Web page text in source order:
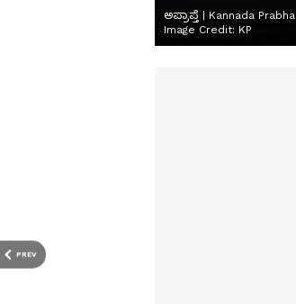
PREV
ಅಪ್ರಾಪ್ತೆ | Kannada Prabha
Image Credit: KP